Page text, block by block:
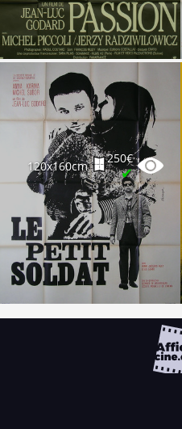
120x160cm
250€
✔